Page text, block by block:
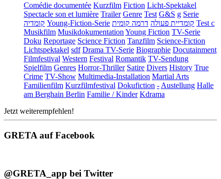
Comédie documentée Kurzfilm Fiction Licht-Spektakel
Spectacle son et lumière Trailer Genre Test G&S g Serie
קומדיה Young-Fiction-Serie קומדיית פעולה דרמה קומית
Test c
Musikfilm Musikdokumentation Young Fiction TV-Serie
Doku Reportage Science Fiction Tanzfilm Science-Fiction
Lichtspektakel sdf Drama TV-Serie Biographie Docutainment
Filmfestival Western Festival Romantik TV-Sendung
Spielfilm Genres Horror-Thriller Satire Divers History True
Crime TV-Show Multimedia-Installation Martial Arts
Familienfilm Kurzfilmfestival Dokufiction - Austellung Halle
am Berghain Berlin Familie / Kinder Kdrama
Jetzt weiterempfehlen!
GRETA auf Facebook
@GRETA_app bei Twitter